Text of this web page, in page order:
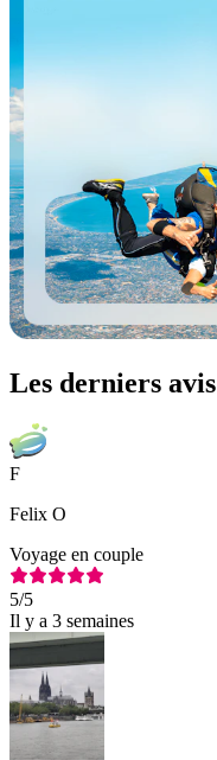
Les derniers avis
F
Felix O
Voyage en couple
5/5
Il y a 3 semaines